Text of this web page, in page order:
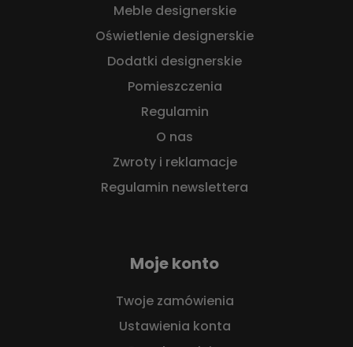
Meble designerskie
Oświetlenie designerskie
Dodatki designerskie
Pomieszczenia
Regulamin
O nas
Zwroty i reklamacje
Regulamin newslettera
Moje konto
Twoje zamówienia
Ustawienia konta